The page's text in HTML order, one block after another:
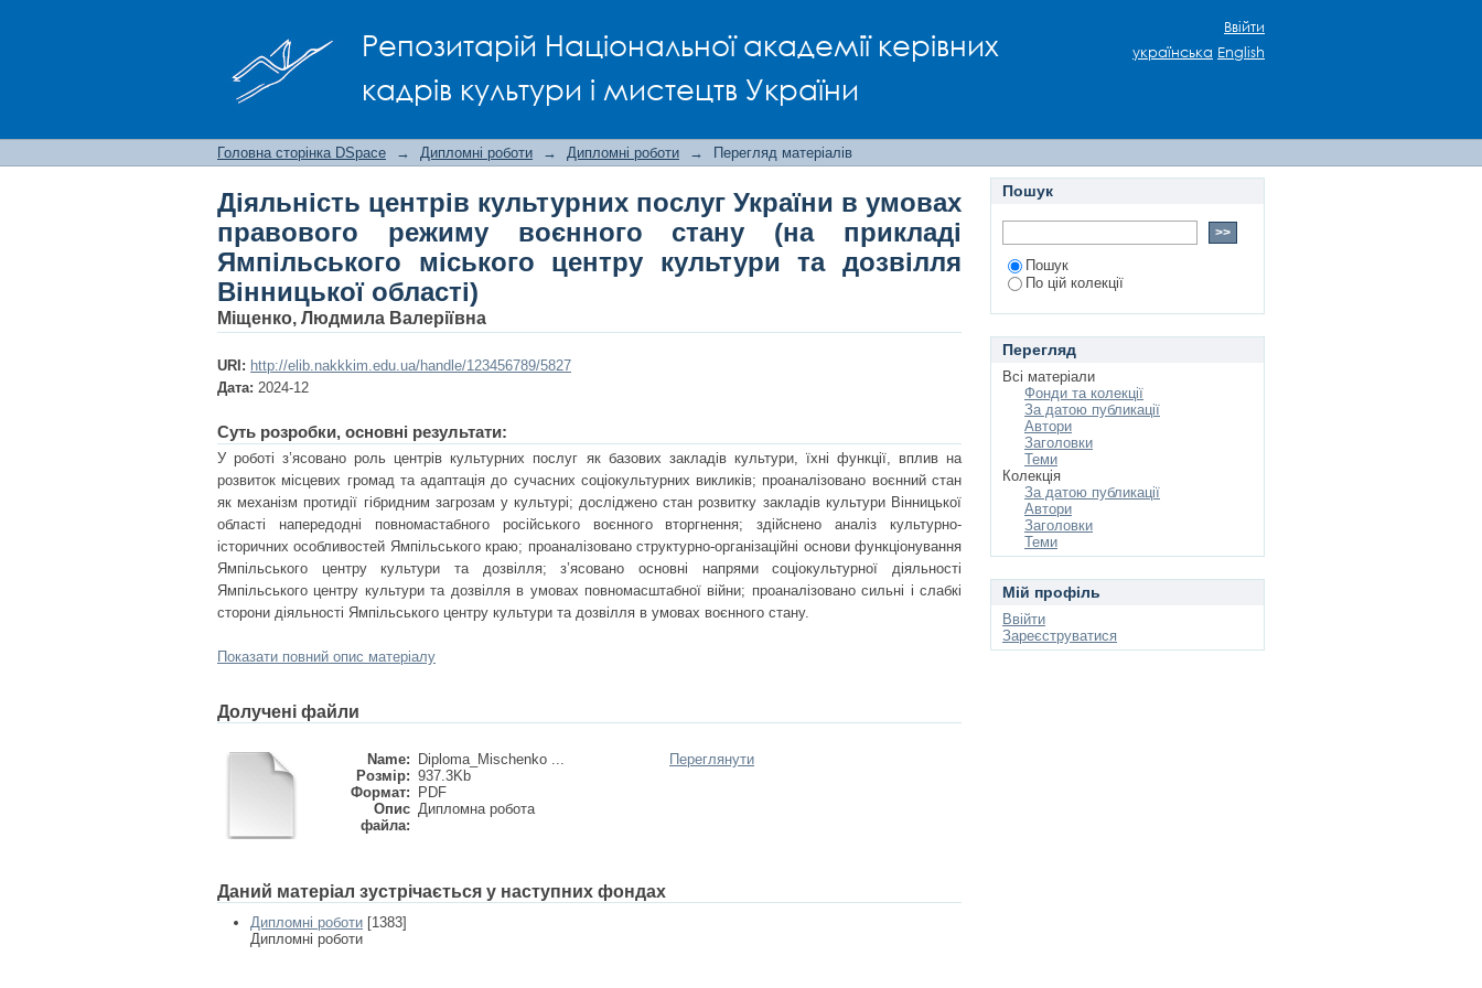
Репозитарій Національної академії керівних
кадрів культури і мистецтв України
Діяльність центрів культурних послуг України в умовах правового режиму
воєнного стану (на прикладі Ямпільського міського центру культури та
дозвілля Вінницької області)
Ввійти
українська English
Головна сторінка DSpace → Дипломні роботи → Дипломні роботи → Перегляд матеріалів
Діяльність центрів культурних послуг України в умовах
правового режиму воєнного стану (на прикладі
Ямпільського міського центру культури та дозвілля
Вінницької області)
Міщенко, Людмила Валеріївна
URI: http://elib.nakkkim.edu.ua/handle/123456789/5827
Дата: 2024-12
Суть розробки, основні результати:
У роботі з’ясовано роль центрів культурних послуг як базових закладів культури, їхні функції, вплив на
розвиток місцевих громад та адаптація до сучасних соціокультурних викликів; проаналізовано воєнний стан
як механізм протидії гібридним загрозам у культурі; досліджено стан розвитку закладів культури Вінницької
області напередодні повномастабного російського воєнного вторгнення; здійснено аналіз культурно-
історичних особливостей Ямпільського краю; проаналізовано структурно-організаційні основи функціонування
Ямпільського центру культури та дозвілля; з’ясовано основні напрями соціокультурної діяльності
Ямпільського центру культури та дозвілля в умовах повномасштабної війни; проаналізовано сильні і слабкі
сторони діяльності Ямпільського центру культури та дозвілля в умовах воєнного стану.
Показати повний опис матеріалу
Долучені файли
Name:
Diploma_Mischenko ...
Розмір: 937.3Kb
Формат:
PDF
Опис
файла:
Дипломна робота
Переглянути
Даний матеріал зустрічається у наступних фондах
Дипломні роботи [1383]
Дипломні роботи
Пошук
Пошук
По цій колекції
Перегляд
Всі матеріали
Фонди та колекції
За датою публикації
Автори
Заголовки
Теми
Колекція
За датою публикації
Автори
Заголовки
Теми
Мій профіль
Ввійти
Зареєструватися